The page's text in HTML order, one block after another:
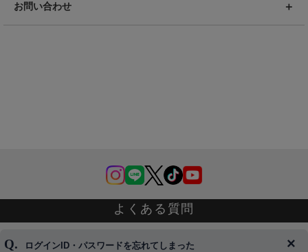
お問い合わせ
よくある質問
ログインID・パスワードを忘れてしまった